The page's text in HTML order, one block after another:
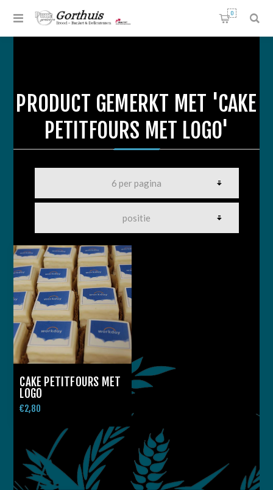
0
PRODUCT GEMERKT MET 'CAKE
PETITFOURS MET LOGO'
CAKE PETITFOURS MET
LOGO
€2,80